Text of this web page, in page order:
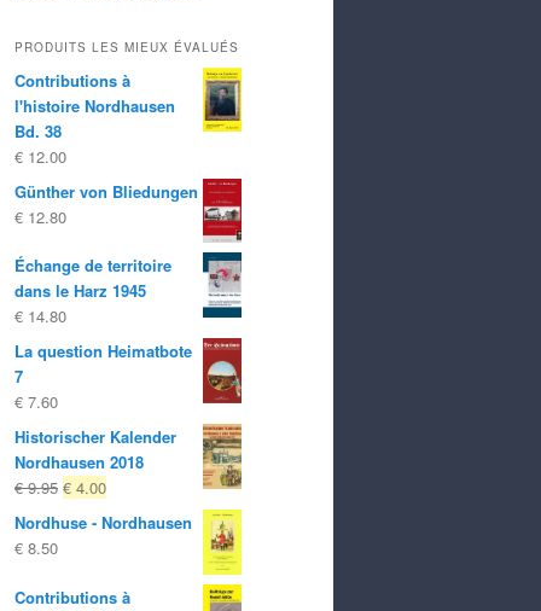
PRODUITS LES MIEUX ÉVALUÉS
Contributions à
l'histoire Nordhausen
Bd. 38
€ 12.00
Günther von Bliedungen
€ 12.80
Échange de territoire
dans le Harz 1945
€ 14.80
La question Heimatbote
7
€ 7.60
Historischer Kalender
Nordhausen 2018
€9.95 Le
€ 9.95
€ 4.00Le
prix
€ 4.00.
Nordhuse - Nordhausen
€ 8.50
Contributions à